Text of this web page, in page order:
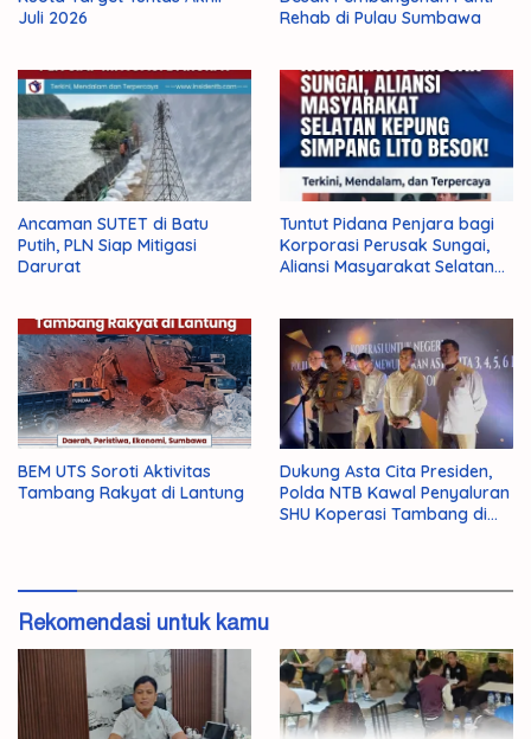
Juli 2026
Rehab di Pulau Sumbawa
Ancaman SUTET di Batu
Putih, PLN Siap Mitigasi
Darurat
Tuntut Pidana Penjara bagi
Korporasi Perusak Sungai,
Aliansi Masyarakat Selatan
BEM UTS Soroti Aktivitas
Tambang Rakyat di Lantung
Dukung Asta Cita Presiden,
Polda NTB Kawal Penyaluran
SHU Koperasi Tambang di
Rekomendasi untuk kamu